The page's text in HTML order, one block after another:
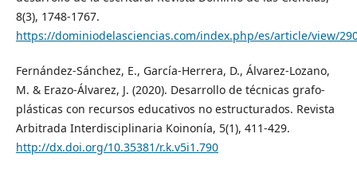
8(3), 1748-1767.
https://dominiodelasciencias.com/index.php/es/article/view/
Fernández-Sánchez, E., García-Herrera, D., Álvarez-Lozano,
M. & Erazo-Álvarez, J. (2020). Desarrollo de técnicas grafo-
plásticas con recursos educativos no estructurados. Revista
Arbitrada Interdisciplinaria Koinonía, 5(1), 411-429.
http://dx.doi.org/10.35381/r.k.v5i1.790